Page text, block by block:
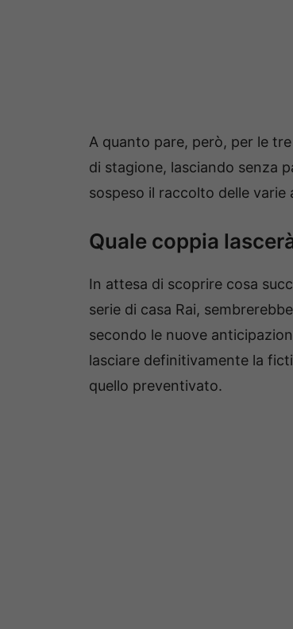
A quanto pare, però, per le
di stagione, lasciando senza
sospeso il raccolto delle
Quale coppia
In attesa di scoprire cosa
serie di casa Rai,
secondo le nuove
lasciare definitivamente la
quello preventivato.